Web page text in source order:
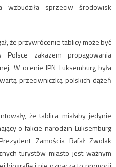
wzbudziła sprzeciw środowisk
że przywrócenie tablicy może być
zakazem propagowania
W ocenie IPN Luksemburg była
przeciwniczką polskich dążeń
że tablica miałaby jedynie
o fakcie narodzin Luksemburg
Zamościa Rafał Zwolak
turystów miasto jest ważnym